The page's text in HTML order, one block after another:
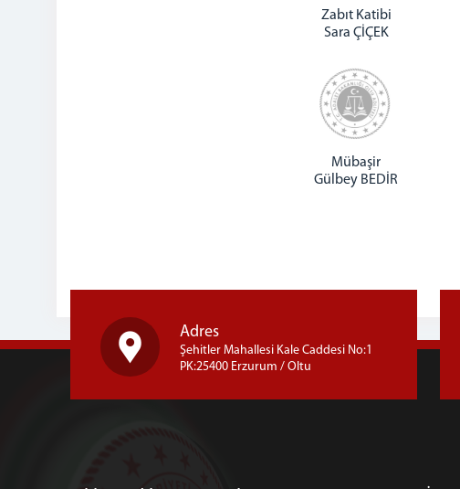
Zabıt Katibi
Sara ÇİÇEK
Mübaşir
Gülbey BEDİR
Adres
Şehitler Mahallesi Kale Caddesi No:1
PK:25400 Erzurum / Oltu